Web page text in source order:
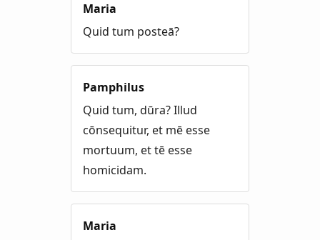
Maria
Quid tum posteā?
Pamphilus
Quid tum, dūra? Illud
cōnsequitur, et mē esse
mortuum, et tē esse
homicidam.
Maria